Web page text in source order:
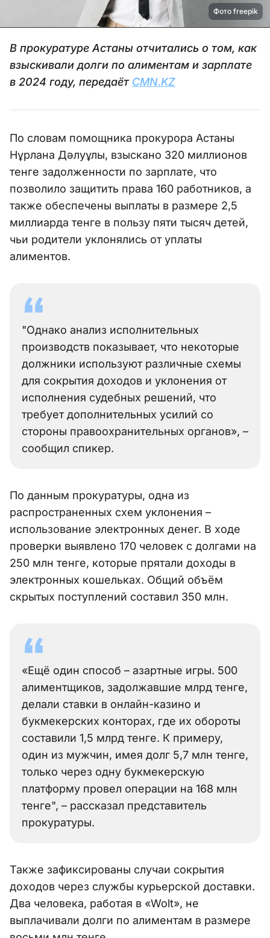
Фото freepik
В прокуратуре Астаны отчитались о том, как
взыскивали долги по алиментам и зарплате
в 2024 году, передаёт CMN.KZ
По словам помощника прокурора Астаны
Нұрлана Дәлуұлы, взыскано 320 миллионов
тенге задолженности по зарплате, что
позволило защитить права 160 работников, а
также обеспечены выплаты в размере 2,5
миллиарда тенге в пользу пяти тысяч детей,
чьи родители уклонялись от уплаты
алиментов.
"Однако анализ исполнительных
производств показывает, что некоторые
должники используют различные схемы
для сокрытия доходов и уклонения от
исполнения судебных решений, что
требует дополнительных усилий со
стороны правоохранительных органов», –
сообщил спикер.
По данным прокуратуры, одна из
распространенных схем уклонения –
использование электронных денег. В ходе
проверки выявлено 170 человек с долгами на
250 млн тенге, которые прятали доходы в
электронных кошельках. Общий объём
скрытых поступлений составил 350 млн.
«Ещё один способ – азартные игры. 500
алиментщиков, задолжавшие млрд тенге,
делали ставки в онлайн-казино и
букмекерских конторах, где их обороты
составили 1,5 млрд тенге. К примеру,
один из мужчин, имея долг 5,7 млн тенге,
только через одну букмекерскую
платформу провел операции на 168 млн
тенге", – рассказал представитель
прокуратуры.
Также зафиксированы случаи сокрытия
доходов через службы курьерской доставки.
Два человека, работая в «Wolt», не
выплачивали долги по алиментам в размере